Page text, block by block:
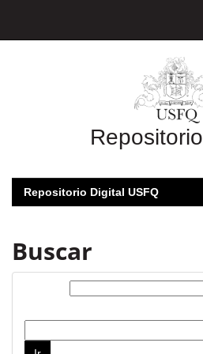
Repositorio
Repositorio Digital USFQ
Buscar